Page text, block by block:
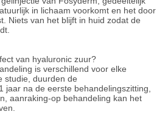
in lichaam voorkomt en het door
Niets van het blijft in huid zodat de
van hyaluronic zuur?
is verschillend voor elke
studie, duurden de
jaar na de eerste behandelingszitting,
aanraking-op behandeling kan het